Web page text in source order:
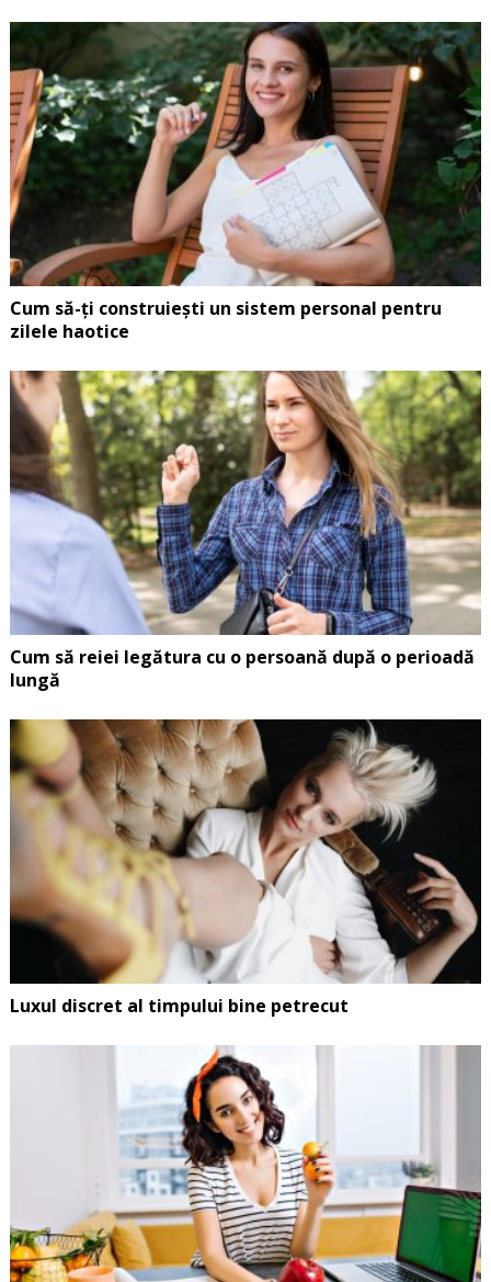
Cum să-ți construiești un sistem personal pentru
zilele haotice
Cum să reiei legătura cu o persoană după o perioadă
lungă
Luxul discret al timpului bine petrecut